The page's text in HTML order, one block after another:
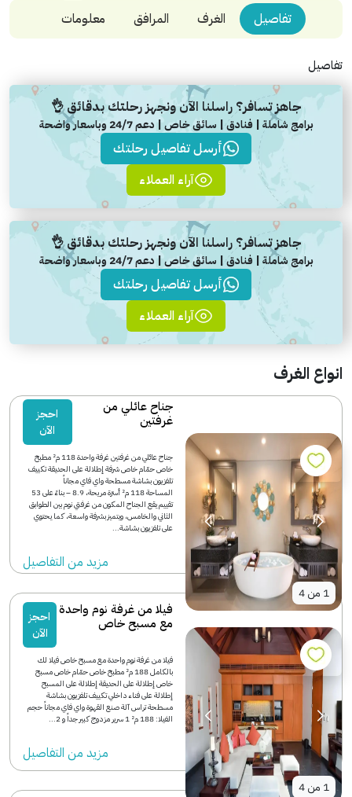
تفاصيل الغرف المرافق معلومات
تفاصيل
جاهز تسافر؟ راسلنا الآن ونجهز رحلتك بدقائق 👌
برامج شاملة | فنادق | سائق خاص | دعم 24/7 وباسعار واضحة
أرسل تفاصيل رحلتك
آراء العملاء
جاهز تسافر؟ راسلنا الآن ونجهز رحلتك بدقائق 👌
برامج شاملة | فنادق | سائق خاص | دعم 24/7 وباسعار واضحة
أرسل تفاصيل رحلتك
آراء العملاء
انواع الغرف
1 من4
جناح عائلي من
غرفتين
احجز
الآن
جناح عائلي من غرفتين غرفة واحدة 118 م² مطبخ
خاص حمّام خاص شرفة إطلالة على الحديقة تكييف
تلفزيون بشاشة مسطحة واي فاي مجاناً
المساحة 118 م² أسرّة مريحة، 8.9 – بناءً على 53
تقييم يقع الجناح المكون من غرفتي نوم بين الطوابق
الثاني والخامس، ويتميز بشرفة واسعة، كما يحتوي
على تلفزيون بشاشة...
مزید من التفاصیل
1 من4
فيلا من غرفة نوم واحدة
مع مسبح خاص
احجز
الآن
فيلا من غرفة نوم واحدة مع مسبح خاص فيلا لك
بالكامل 188 م² مطبخ خاص حمّام خاص مسبح
خاص إطلالة على الحديقة إطلالة على المسبح
إطلالة على فناء داخلي تكييف تلفزيون بشاشة
مسطحة تراس آلة صنع القهوة واي فاي مجاناً حجم
الفيلا: 188 م² 1 سرير مزدوج كبير جداً و 2...
مزید من التفاصیل